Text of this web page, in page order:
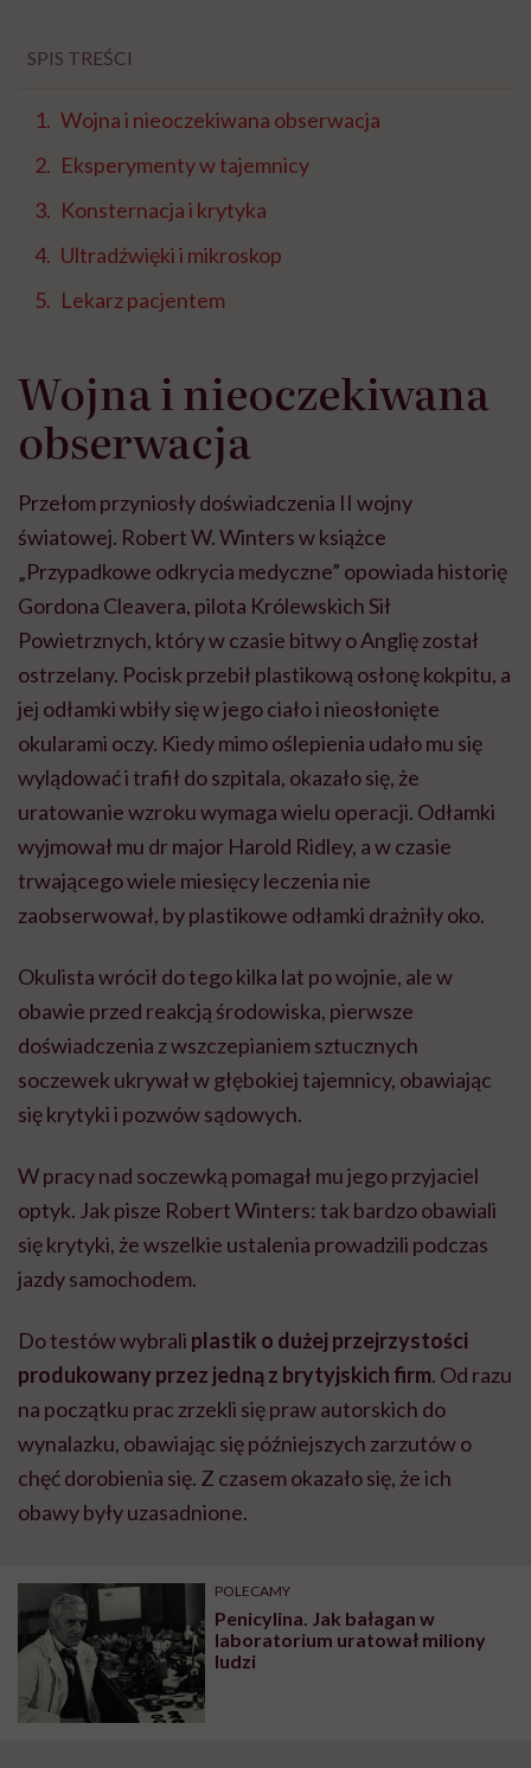
SPIS TREŚCI
Wojna i nieoczekiwana obserwacja
Eksperymenty w tajemnicy
Konsternacja i krytyka
Ultradźwięki i mikroskop
Lekarz pacjentem
Wojna i nieoczekiwana
obserwacja
Przełom przyniosły doświadczenia II wojny
światowej. Robert W. Winters w książce
„Przypadkowe odkrycia medyczne” opowiada historię
Gordona Cleavera, pilota Królewskich Sił
Powietrznych, który w czasie bitwy o Anglię został
ostrzelany. Pocisk przebił plastikową osłonę kokpitu, a
jej odłamki wbiły się w jego ciało i nieosłonięte
okularami oczy. Kiedy mimo oślepienia udało mu się
wylądować i trafił do szpitala, okazało się, że
uratowanie wzroku wymaga wielu operacji. Odłamki
wyjmował mu dr major Harold Ridley, a w czasie
trwającego wiele miesięcy leczenia nie
zaobserwował, by plastikowe odłamki drażniły oko.
Okulista wrócił do tego kilka lat po wojnie, ale w
obawie przed reakcją środowiska, pierwsze
doświadczenia z wszczepianiem sztucznych
soczewek ukrywał w głębokiej tajemnicy, obawiając
się krytyki i pozwów sądowych.
W pracy nad soczewką pomagał mu jego przyjaciel
optyk. Jak pisze Robert Winters: tak bardzo obawiali
się krytyki, że wszelkie ustalenia prowadzili podczas
jazdy samochodem.
Do testów wybrali plastik o dużej przejrzystości
produkowany przez jedną z brytyjskich firm. Od razu
na początku prac zrzekli się praw autorskich do
wynalazku, obawiając się późniejszych zarzutów o
chęć dorobienia się. Z czasem okazało się, że ich
obawy były uzasadnione.
POLECAMY
Penicylina. Jak bałagan w
laboratorium uratował miliony
ludzi